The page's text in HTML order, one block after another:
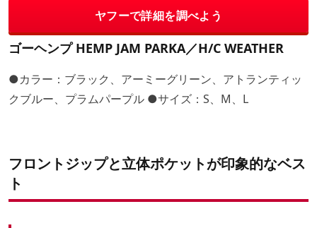
ヤフーで詳細を調べよう
ゴーヘンプ HEMP JAM PARKA／H/C WEATHER
●カラー：ブラック、アーミーグリーン、アトランティッ
クブルー、プラムパープル ●サイズ：S、M、L
フロントジップと立体ポケットが印象的なベス
ト